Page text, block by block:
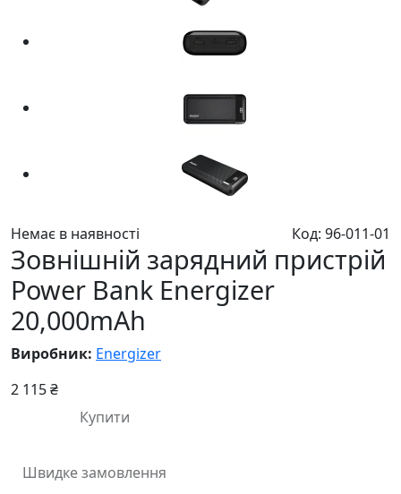
Немає в наявності Код: 96-011-01
Зовнішній зарядний пристрій
Power Bank Energizer
20,000mAh
Виробник: Energizer
2 115 ₴
Купити
Швидке замовлення